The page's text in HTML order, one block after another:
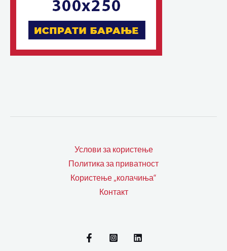
Услови за користење
Политика за приватност
Користење „колачиња“
Контакт